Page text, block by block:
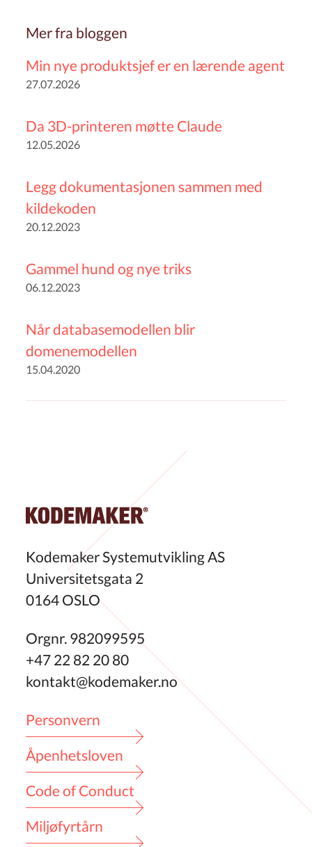
Mer fra bloggen
Min nye produktsjef er en lærende agent
27.07.2026
Da 3D-printeren møtte Claude
12.05.2026
Legg dokumentasjonen sammen med
kildekoden
20.12.2023
Gammel hund og nye triks
06.12.2023
Når databasemodellen blir
domenemodellen
15.04.2020
Kodemaker Systemutvikling AS
Universitetsgata 2
0164 OSLO
Orgnr. 982099595
+47 22 82 20 80
kontakt@kodemaker.no
Personvern
Åpenhetsloven
Code of Conduct
Miljøfyrtårn